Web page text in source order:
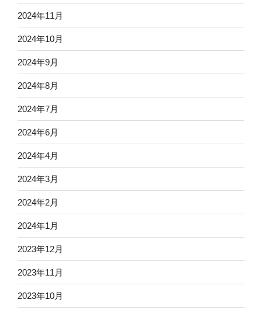
2024年11月
2024年10月
2024年9月
2024年8月
2024年7月
2024年6月
2024年4月
2024年3月
2024年2月
2024年1月
2023年12月
2023年11月
2023年10月